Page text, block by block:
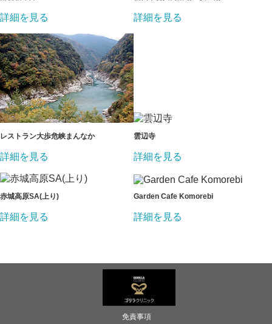
詳細を見る 詳細を見る
レストラン大歩危峡まんなか
詳細を見る
雲辺寺
詳細を見る
赤城高原SA(上り)
詳細を見る
Garden Cafe Komorebi
詳細を見る
免責事項